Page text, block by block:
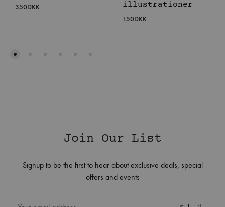
350DKK
illustrationer
150DKK
Join Our List
Signup to be the first to hear about exclusive deals, special
offers and events